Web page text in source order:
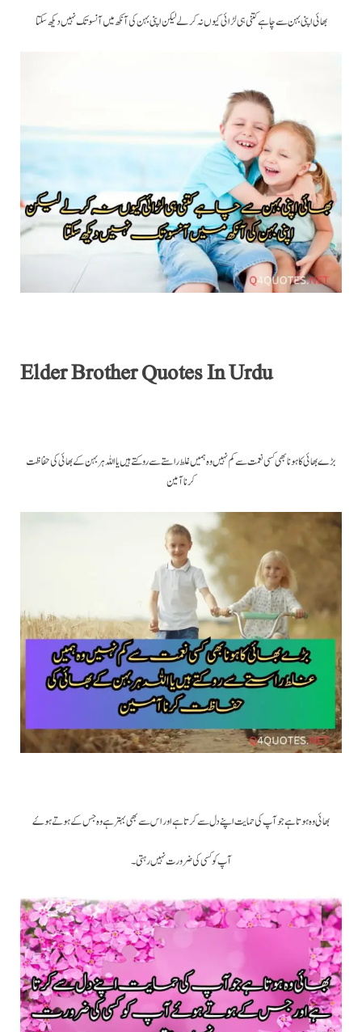
بھائی اپنی بہن سے چاہے کتنی ہی لڑائی کیوں نہ کرلے لیکن اپنی بہن کی آنکھ میں آنسو تک نہیں دیکھ سکتا
Elder Brother Quotes In Urdu
بڑے بھائی کا ہونا بھی کسی نعمت سے کم نہیں وہ ہمیں غلط راستے سے روکتے ہیں یا اللہ ہر بہن کے بھائی کی حفاظت
کرنا آمین
بھائی وہ ہوتا ہے جو آپ کی حمایت اپنے دل سے کرتا ہے اور اس سے بھی بہتر ہے وہ جس کے ہوتے ہوۓ
آپ کو کسی کی ضرورت نہیں رہتی ۔